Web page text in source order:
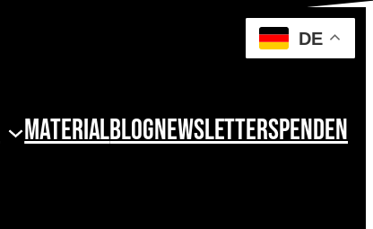
MaterialBlogNewsletterSpenden
DE